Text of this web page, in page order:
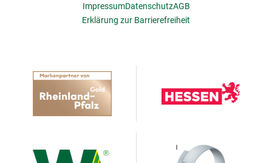
ImpressumDatenschutzAGB
Erklärung zur Barrierefreiheit